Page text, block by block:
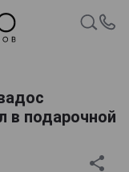
в подарочной